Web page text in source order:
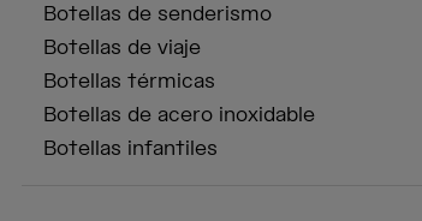
Botellas de senderismo
Botellas de viaje
Botellas térmicas
Botellas de acero inoxidable
Botellas infantiles